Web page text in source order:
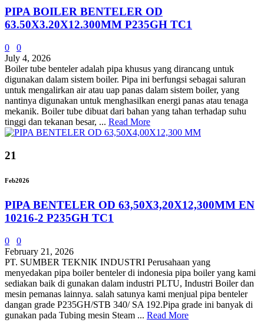
PIPA BOILER BENTELER OD
63.50X3.20X12.300MM P235GH TC1
0
0
July 4, 2026
Boiler tube benteler adalah pipa khusus yang dirancang untuk
digunakan dalam sistem boiler. Pipa ini berfungsi sebagai saluran
untuk mengalirkan air atau uap panas dalam sistem boiler, yang
nantinya digunakan untuk menghasilkan energi panas atau tenaga
mekanik. Boiler tube dibuat dari bahan yang tahan terhadap suhu
tinggi dan tekanan besar, ... Read More
21
Feb2026
PIPA BENTELER OD 63,50X3,20X12,300MM EN
10216-2 P235GH TC1
0
0
February 21, 2026
PT. SUMBER TEKNIK INDUSTRI Perusahaan yang
menyedakan pipa boiler benteler di indonesia pipa boiler yang kami
sediakan baik di gunakan dalam industri PLTU, Industri Boiler dan
mesin pemanas lainnya. salah satunya kami menjual pipa benteler
dangan grade P235GH/STB 340/ SA 192.Pipa grade ini banyak di
gunakan pada Tubing mesin Steam ... Read More